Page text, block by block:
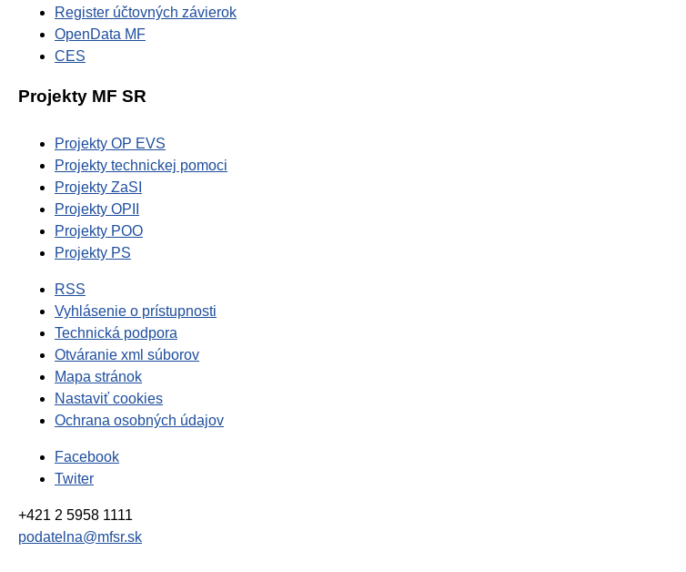
Register účtovných závierok
OpenData MF
CES
Projekty MF SR
Projekty OP EVS
Projekty technickej pomoci
Projekty ZaSI
Projekty OPII
Projekty POO
Projekty PS
RSS
Vyhlásenie o prístupnosti
Technická podpora
Otváranie xml súborov
Mapa stránok
Nastaviť cookies
Ochrana osobných údajov
Facebook
Twiter
+421 2 5958 1111
podatelna@mfsr.sk